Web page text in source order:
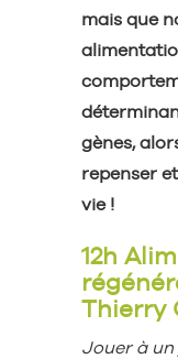
mais que
gènes,
repenser
vie !
12h
Thierry
Jouer à un